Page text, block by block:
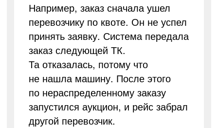
Например, заказ сначала ушел
перевозчику по квоте. Он не успел
принять заявку. Система передала
заказ следующей ТК.
Та отказалась, потому что
не нашла машину. После этого
по нераспределенному заказу
запустился аукцион, и рейс забрал
другой перевозчик.